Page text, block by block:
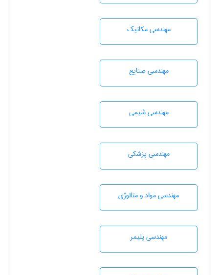
مهندسی مکانیک
مهندسی صنايع
مهندسي شيمی
مهندسی پزشکی
مهندسی مواد و متالوژی
مهندسی پليمر